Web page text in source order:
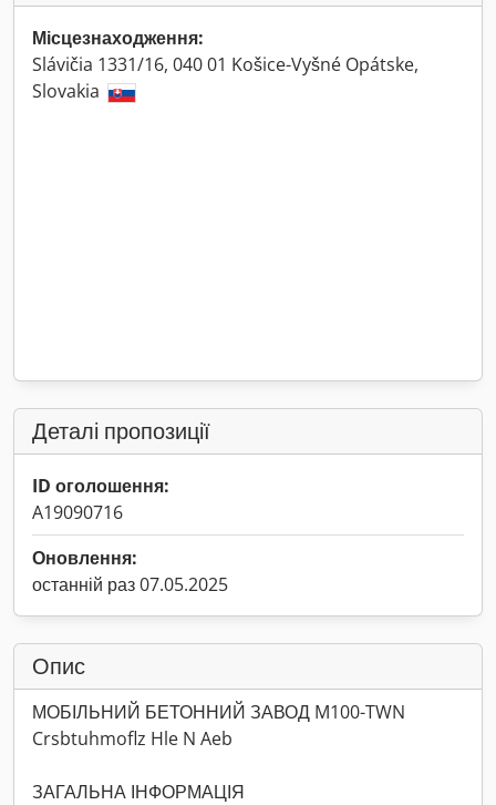
Місцезнаходження:
Slávičia 1331/16, 040 01 Košice-Vyšné Opátske,
Slovakia
Деталі пропозиції
ID оголошення:
A19090716
Оновлення:
останній раз 07.05.2025
Опис
МОБІЛЬНИЙ БЕТОННИЙ ЗАВОД M100-TWN
Crsbtuhmoflz Hle N Aeb
ЗАГАЛЬНА ІНФОРМАЦІЯ